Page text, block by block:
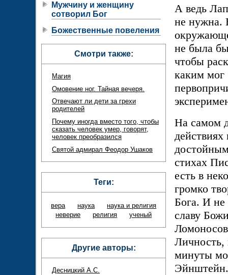
А ведь
не нужна.
не была
чтобы
каким мог
На самом
стихах
есть в
громко
Бога. И не
славу
Личность,
минуты
Эйнштейн.
Мужчину и женщину
сотворил Бог
Божественные повеления
Смотри также:
Магия
Омовение ног. Тайная вечеря.
Отвечают ли дети за грехи
родителей
Почему иногда вместо того, чтобы
сказать человек умер, говорят,
человек преобразился
Святой адмирал Феодор Ушаков
Теги:
вера наука
наука и религия
неверие
религия ученый
Другие авторы:
Десницкий А.С.